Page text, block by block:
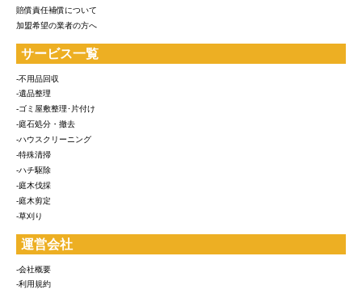
賠償責任補償について
加盟希望の業者の方へ
サービス一覧
-不用品回収
-遺品整理
-ゴミ屋敷整理･片付け
-庭石処分・撤去
-ハウスクリーニング
-特殊清掃
-ハチ駆除
-庭木伐採
-庭木剪定
-草刈り
運営会社
-会社概要
-利用規約